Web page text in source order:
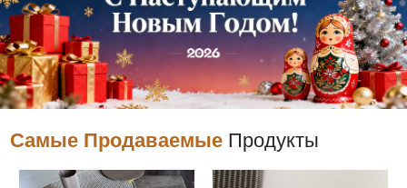
Самые Продаваемые Продукты